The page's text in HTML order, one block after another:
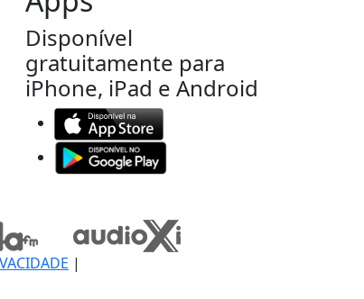
Disponível
gratuitamente para
iPhone, iPad e Android
|